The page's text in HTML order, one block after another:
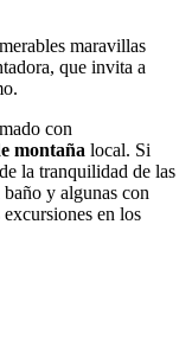
maravillas
que invita a
con
montaña local. Si
la tranquilidad de las
y algunas con
en los